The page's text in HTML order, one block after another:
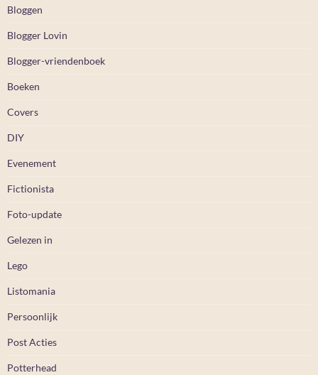
Bloggen
Blogger Lovin
Blogger-vriendenboek
Boeken
Covers
DIY
Evenement
Fictionista
Foto-update
Gelezen in
Lego
Listomania
Persoonlijk
Post Acties
Potterhead